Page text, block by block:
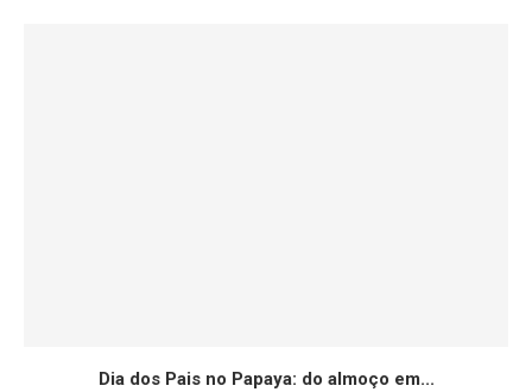
Dia dos Pais no Papaya: do almoço em...